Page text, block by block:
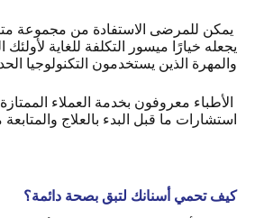
يمكن للمرضى الاستفادة من مجموعة
يجعله خيارًا ميسور التكلفة للغاية
والمهرة الذين يستخدمون التكنولوجيا
الأطباء معروفون بخدمة العملاء
استشارات ما قبل البدء بالعلاج
كيف تحمي أسنانك لتبق بصحة دائمة؟